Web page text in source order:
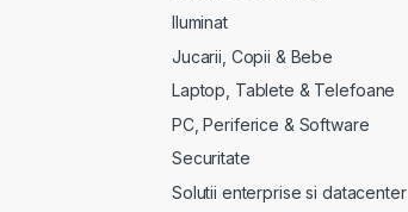
Iluminat
Jucarii, Copii & Bebe
Laptop, Tablete & Telefoane
PC, Periferice & Software
Securitate
Solutii enterprise si datacenter